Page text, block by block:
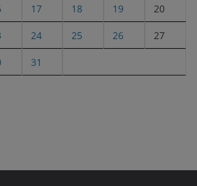
17 18 19 20
24 25 26 27
31